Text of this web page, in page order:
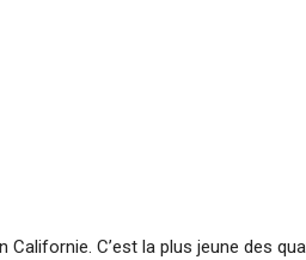
C’est la plus jeune des